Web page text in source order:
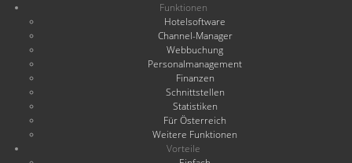
Funktionen
Hotelsoftware
Channel-Manager
Webbuchung
Personalmanagement
Finanzen
Schnittstellen
Statistiken
Für Österreich
Weitere Funktionen
Vorteile